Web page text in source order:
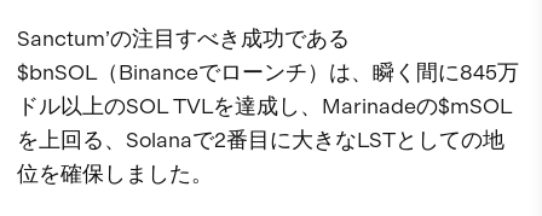
Sanctum’の注目すべき成功である
$bnSOL（Binanceでローンチ）は、瞬く間に845万
ドル以上のSOL TVLを達成し、Marinadeの$mSOL
を上回る、Solanaで2番目に大きなLSTとしての地
位を確保しました。